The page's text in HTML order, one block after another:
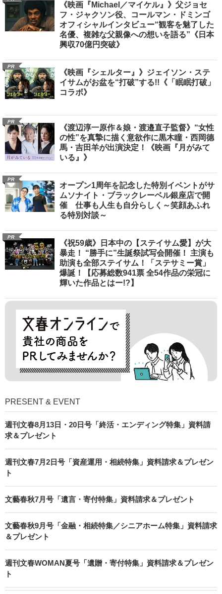
《映画『Michael／マイケル』》父ジョセ
フ・ジャクソン役、コールマン・ドミンゴ
オフィシャルインタビュー“観客を魅了した
名優、複雑な父親像への想いを語る”《日本
興収70億円突破》
PR
《映画『シェルター』》ジェイソン・ステ
イサムがお盆を“打破”する!!《「眠眠打破」
コラボ》
PR
《渡辺淳一原作＆娘・渡邉直子監督》“女性
の性”を真摯に描く意欲作に黒木瞳・西岡德
馬・吉田羊が出演決定！《映画『月がみて
いる』》
PR
オープン1周年を記念した特別イベントがサ
ムソナイト・ブラックレーベル銀座店で開
催 仕事も人生も自分らしく～笑顔あふれ
る特別対談～
PR
《祝59歳》日本中の【ステイサム愛】が大
暴走！ “勝手に”生誕祭試写会開催！ 主演も
助演も全部ステイサム！「ステサミー賞」
爆誕！【応募総数941票 全54作品の栄冠に
輝いた作品とはー!?】
PRESENT & EVENT
週刊文春8月13日・20日号「終活・エンディング特集」資料請
求＆プレゼント
週刊文春7月2日号「資産運用・相続特集」資料請求＆プレゼン
ト
文藝春秋7月号「遺言・寄付特集」資料請求＆プレゼント
文藝春秋9月号「金融・相続特集／シニアホーム特集」資料請求
＆プレゼント
週刊文春WOMAN夏号「遺贈・寄付特集」資料請求＆プレゼン
ト